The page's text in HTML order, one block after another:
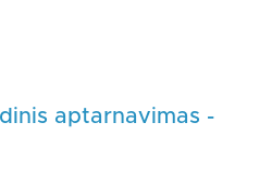
aptarnavimas -